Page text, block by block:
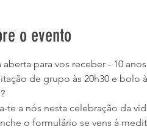
o evento
aberta para vos receber - 10 anos
de grupo às 20h30 e bolo
te a nós nesta celebração da
o formulário se vens à